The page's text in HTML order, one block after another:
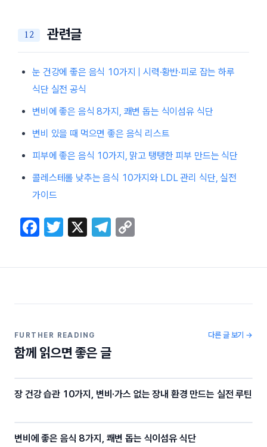
관련글
눈 건강에 좋은 음식 10가지 | 시력·황반·피로 잡는 하루
식단 실전 공식
변비에 좋은 음식 8가지, 쾌변 돕는 식이섬유 식단
변비 있을 때 먹으면 좋은 음식 리스트
피부에 좋은 음식 10가지, 맑고 탱탱한 피부 만드는 식단
콜레스테롤 낮추는 음식 10가지와 LDL 관리 식단, 실전
가이드
F
c
b
o
k
T
itt
X
T
e
a
p
Li
FURTHER READING
함께 읽으면 좋은 글
다른 글 보기 →
장 건강 습관 10가지, 변비·가스 없는 장내 환경 만드는 실전 루틴
변비에 좋은 음식 8가지, 쾌변 돕는 식이섬유 식단